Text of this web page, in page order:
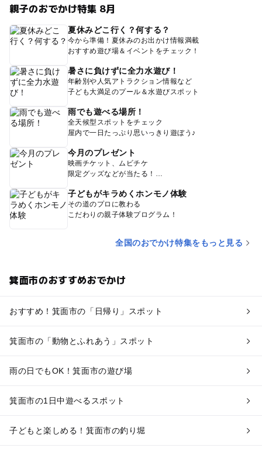
親子のおでかけ特集 8月
夏休みどこ行く？何する？
今から準備！夏休みのお出かけ情報満載
おすすめ遊び場＆イベントをチェック！
暑さに負けずに全力水遊び！
年齢別や人気アトラクション情報など
子ども大満足のプール＆水遊びスポット
雨でも遊べる場所！
全天候型スポットをチェック
屋内で一日たっぷり思いっきり遊ぼう♪
今月のプレゼント
映画チケット、ムビチケ
限定グッズなどが当たる！
子どもがキラめくホンモノ体験
その道のプロに教わる
こだわりの親子体験プログラム！
全国のおでかけ特集をもっと見る
箕面市のおすすめおでかけ
おすすめ！箕面市の「日帰り」スポット
箕面市の「動物とふれあう」スポット
雨の日でもOK！箕面市の遊び場
箕面市の1日中遊べるスポット
子どもと楽しめる！箕面市の釣り堀